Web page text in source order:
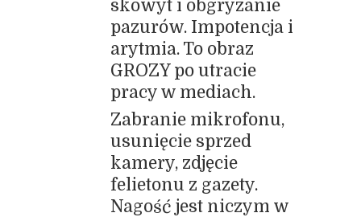
skowyt i obgryzanie
pazurów. Impotencja i
arytmia. To obraz
GROZY po utracie
pracy w mediach.
Zabranie mikrofonu,
usunięcie sprzed
kamery, zdjęcie
felietonu z gazety.
Nagość jest niczym w